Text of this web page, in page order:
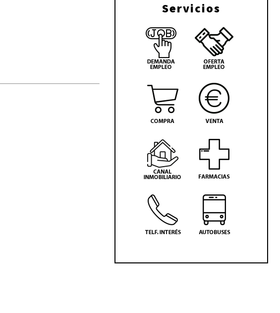
Servicios